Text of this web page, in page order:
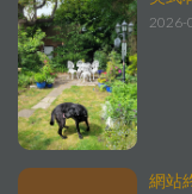
2026-
網站